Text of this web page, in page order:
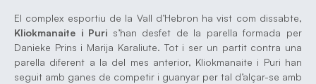
El complex esportiu de la Vall d’Hebron ha vist com dissabte,
Kliokmanaite i Puri s’han desfet de la parella formada per
Danieke Prins i Marija Karaliute. Tot i ser un partit contra una
parella diferent a la del mes anterior, Kliokmanaite i Puri han
seguit amb ganes de competir i guanyar per tal d’alçar-se amb